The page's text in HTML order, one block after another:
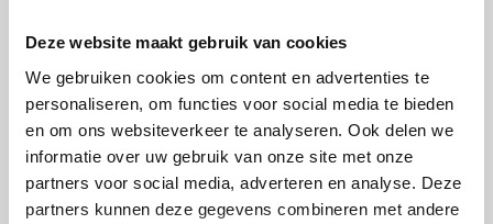
Deze website maakt gebruik van cookies
We gebruiken cookies om content en advertenties te
personaliseren, om functies voor social media te bieden
en om ons websiteverkeer te analyseren. Ook delen we
informatie over uw gebruik van onze site met onze
partners voor social media, adverteren en analyse. Deze
partners kunnen deze gegevens combineren met andere
Max. trekgewicht 2100 KG
Laadvermogen 665 KG
APK tot 24-04-2027
Onderhoudsboekje aanwezig? Ja, dealeronderhouden
Bijtelling 22 %
Gemiddeld verbruik 11.6 L/100KM